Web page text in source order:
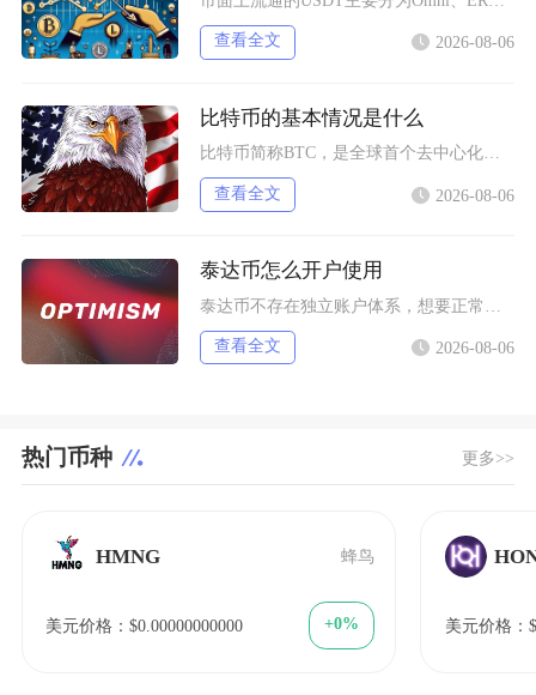
查看全文 2026-08-06
比特币的基本情况是什么
比特币简称BTC，是全球首个去中心化加密数字资产，依托区块链与工作量证明机制运行，无任何中
查看全文 2026-08-06
泰达币怎么开户使用
查看全文 2026-08-06
热门币种 更多>>
HMNG 蜂鸟
美元价格：$0.00000000000 +0% 美元价格：